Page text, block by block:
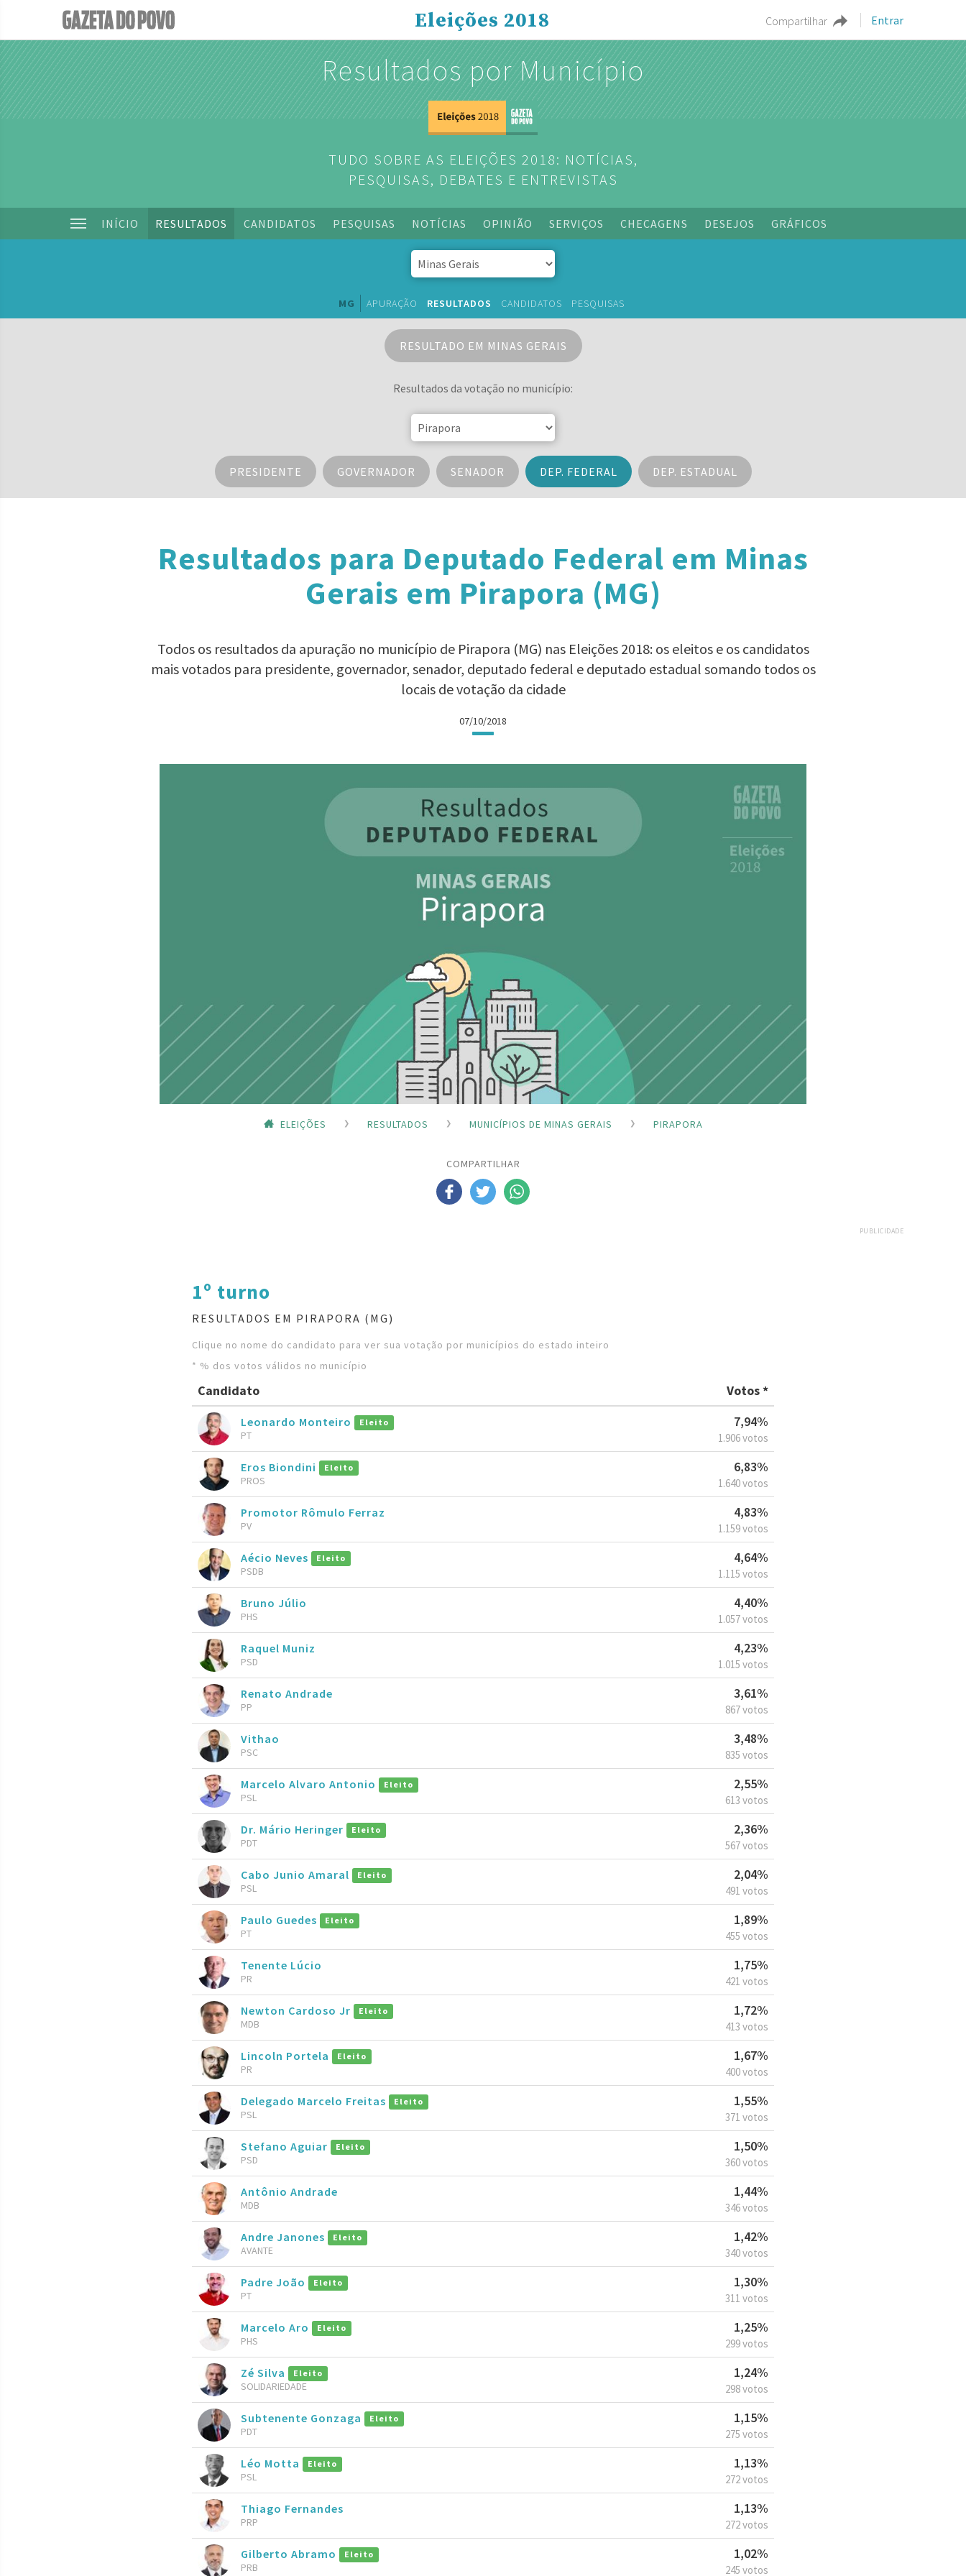
Compartilhar Entrar
Eleições 2018
Resultados por Município
TUDO SOBRE AS ELEIÇÕES 2018: NOTÍCIAS,
PESQUISAS, DEBATES E ENTREVISTAS
INÍCIO RESULTADOS CANDIDATOS PESQUISAS NOTÍCIAS OPINIÃO SERVIÇOS CHECAGENS DESEJOS GRÁFICOS
MG APURAÇÃO RESULTADOS CANDIDATOS PESQUISAS
RESULTADO EM MINAS GERAIS
Resultados da votação no município:
PRESIDENTE GOVERNADOR SENADOR DEP. FEDERAL DEP. ESTADUAL
Resultados para Deputado Federal em Minas
Gerais em Pirapora (MG)
Todos os resultados da apuração no município de Pirapora (MG) nas Eleições 2018: os eleitos e os candidatos
mais votados para presidente, governador, senador, deputado federal e deputado estadual somando todos os
locais de votação da cidade
07/10/2018
ELEIÇÕES RESULTADOS MUNICÍPIOS DE MINAS GERAIS PIRAPORA
COMPARTILHAR
PUBLICIDADE
1º turno
RESULTADOS EM PIRAPORA (MG)
Clique no nome do candidato para ver sua votação por municípios do estado inteiro
* % dos votos válidos no município
Candidato Votos *
Leonardo Monteiro Eleito
PT
7,94%
1.906 votos
Eros Biondini Eleito
PROS
6,83%
1.640 votos
Promotor Rômulo Ferraz
PV
4,83%
1.159 votos
Aécio Neves Eleito
PSDB
4,64%
1.115 votos
Bruno Júlio
PHS
4,40%
1.057 votos
Raquel Muniz
PSD
4,23%
1.015 votos
Renato Andrade
PP
3,61%
867 votos
Vithao
PSC
3,48%
835 votos
Marcelo Alvaro Antonio Eleito
PSL
2,55%
613 votos
Dr. Mário Heringer Eleito
PDT
2,36%
567 votos
Cabo Junio Amaral Eleito
PSL
2,04%
491 votos
Paulo Guedes Eleito
PT
1,89%
455 votos
Tenente Lúcio
PR
1,75%
421 votos
Newton Cardoso Jr Eleito
MDB
1,72%
413 votos
Lincoln Portela Eleito
PR
1,67%
400 votos
Delegado Marcelo Freitas Eleito
PSL
1,55%
371 votos
Stefano Aguiar Eleito
PSD
1,50%
360 votos
Antônio Andrade
MDB
1,44%
346 votos
Andre Janones Eleito
AVANTE
1,42%
340 votos
Padre João Eleito
PT
1,30%
311 votos
Marcelo Aro Eleito
PHS
1,25%
299 votos
Zé Silva Eleito
SOLIDARIEDADE
1,24%
298 votos
Subtenente Gonzaga Eleito
PDT
1,15%
275 votos
Léo Motta Eleito
PSL
1,13%
272 votos
Thiago Fernandes
PRP
1,13%
272 votos
Gilberto Abramo Eleito
PRB
1,02%
245 votos